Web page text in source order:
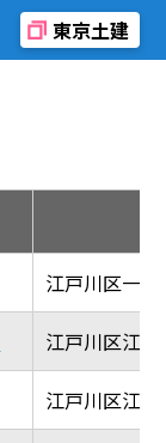
東京土建
江戸川区一
江戸川区江
江戸川区江